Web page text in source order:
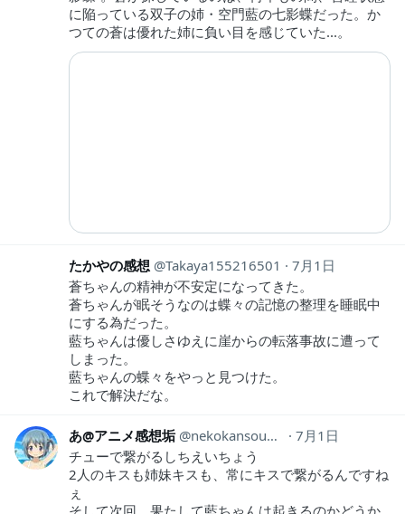
に陥っている双子の姉・空門藍の七影蝶だった。か
つての蒼は優れた姉に負い目を感じていた...。
たかやの感想 Takaya155216501
7月1日
蒼ちゃんの精神が不安定になってきた。
蒼ちゃんが眠そうなのは蝶々の記憶の整理を睡眠中
にする為だった。
藍ちゃんは優しさゆえに崖からの転落事故に遭って
しまった。
藍ちゃんの蝶々をやっと見つけた。
これで解決だな。
あ@アニメ感想垢 nekokansouyox
7月1日
チューで繋がるしちえいちょう
2人のキスも姉妹キスも、常にキスで繋がるんですね
ぇ